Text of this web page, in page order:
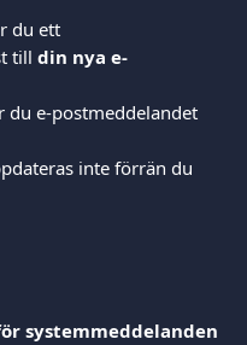
du ett
till din nya e-
du e-postmeddelandet
inte förrän du
systemmeddelanden